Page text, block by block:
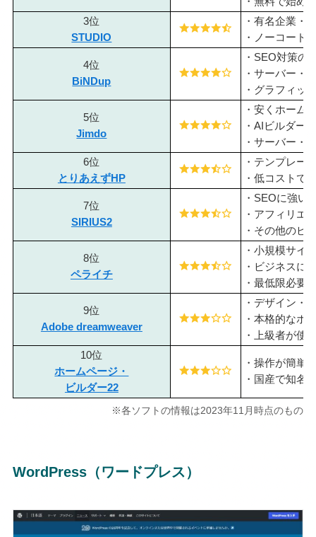
3位
STUDIO
・有名企業・
・ノーコード
4位
BiNDup
・SEO対策の
・サーバー・
・グラフィッ
5位
Jimdo
・安くホーム
・AIビルダー
・サーバー・
6位
とりあえずHP
・テンプレー
・低コストで
7位
SIRIUS2
・SEOに強い
・アフィリエ
・その他のビ
8位
ペライチ
・小規模サイ
・ビジネスに
・最低限必要
9位
Adobe dreamweaver
・デザイン・
・本格的なホ
・上級者が使
10位
ホームページ・
ビルダー22
・操作が簡単
・国産で知名
※各ソフトの情報は2023年11月時点のもの
WordPress（ワードプレス）